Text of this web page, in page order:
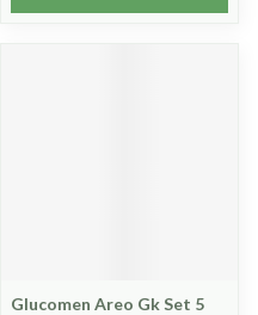
Glucomen Areo Gk Set 5